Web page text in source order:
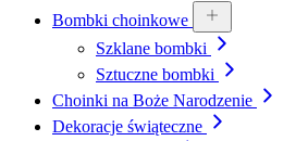
Bombki choinkowe
Szklane bombki
Sztuczne bombki
Choinki na Boże Narodzenie
Dekoracje świąteczne